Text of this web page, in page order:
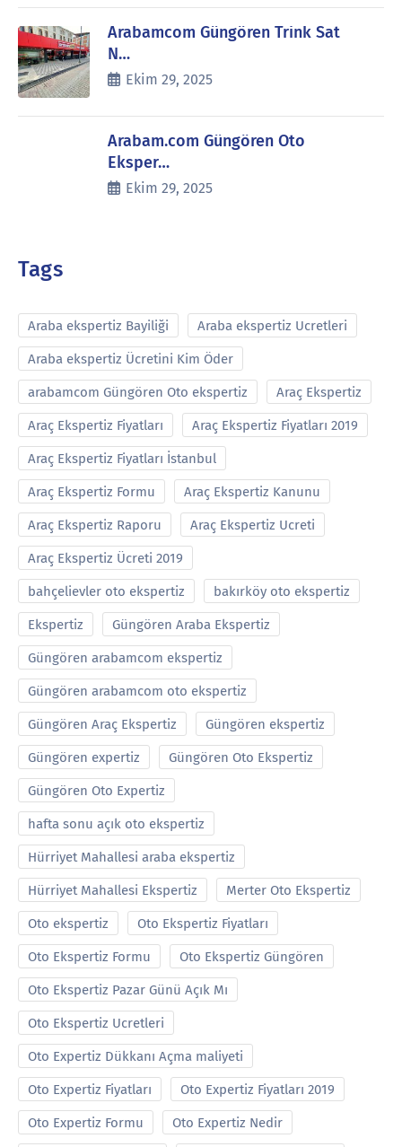
Arabamcom Güngören Trink Sat
N…
Ekim 29, 2025
Arabam.com Güngören Oto
Eksper…
Ekim 29, 2025
Tags
Araba ekspertiz Bayiliği Araba ekspertiz Ucretleri
Araba ekspertiz Ücretini Kim Öder
arabamcom Güngören Oto ekspertiz Araç Ekspertiz
Araç Ekspertiz Fiyatları Araç Ekspertiz Fiyatları 2019
Araç Ekspertiz Fiyatları İstanbul
Araç Ekspertiz Formu Araç Ekspertiz Kanunu
Araç Ekspertiz Raporu Araç Ekspertiz Ucreti
Araç Ekspertiz Ücreti 2019
bahçelievler oto ekspertiz bakırköy oto ekspertiz
Ekspertiz Güngören Araba Ekspertiz
Güngören arabamcom ekspertiz
Güngören arabamcom oto ekspertiz
Güngören Araç Ekspertiz Güngören ekspertiz
Güngören expertiz Güngören Oto Ekspertiz
Güngören Oto Expertiz
hafta sonu açık oto ekspertiz
Hürriyet Mahallesi araba ekspertiz
Hürriyet Mahallesi Ekspertiz Merter Oto Ekspertiz
Oto ekspertiz Oto Ekspertiz Fiyatları
Oto Ekspertiz Formu Oto Ekspertiz Güngören
Oto Ekspertiz Pazar Günü Açık Mı
Oto Ekspertiz Ucretleri
Oto Expertiz Dükkanı Açma maliyeti
Oto Expertiz Fiyatları Oto Expertiz Fiyatları 2019
Oto Expertiz Formu Oto Expertiz Nedir